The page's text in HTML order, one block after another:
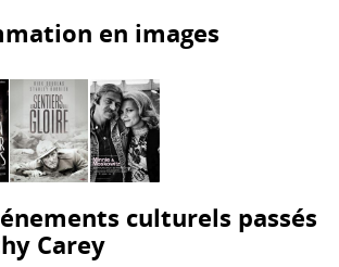
en images
culturels passés
Carey